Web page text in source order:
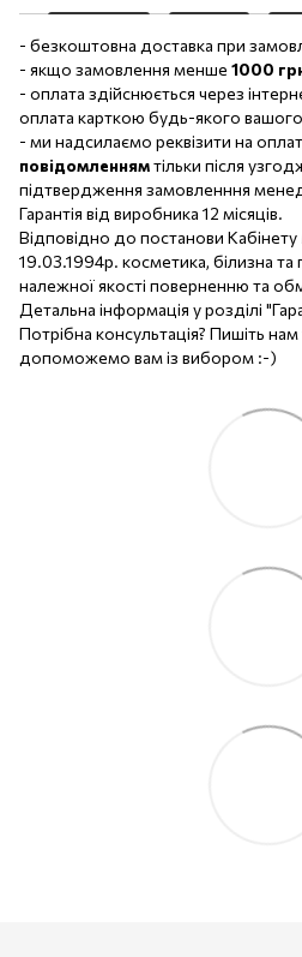
- безкоштовна доставка при
- якщо замовлення менше 1000
- оплата здійснюється через
оплата карткою будь-якого
- ми надсилаємо реквізити на
повідомленнямтільки після
підтвердження замовленння
Гарантія від виробника 12 місяців.
Відповідно до постанови Кабінету
19.03.1994р. косметика, білизна та
належної якості поверненню та
Детальна інформація у розділі
Потрібна консультація? Пишіть
допоможемо вам із вибором :-)